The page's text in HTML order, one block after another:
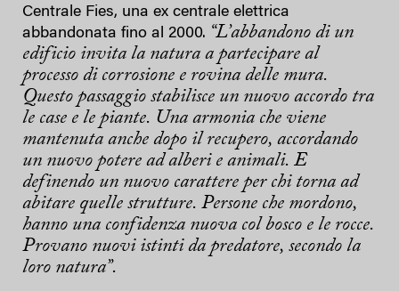
Centrale Fies, una ex centrale elettrica
abbandonata fino al 2000. “L’abbandono di un
edificio invita la natura a partecipare al
processo di corrosione e rovina delle mura.
Questo passaggio stabilisce un nuovo accordo tra
le case e le piante. Una armonia che viene
mantenuta anche dopo il recupero, accordando
un nuovo potere ad alberi e animali. E
definendo un nuovo carattere per chi torna ad
abitare quelle strutture. Persone che mordono,
hanno una confidenza nuova col bosco e le rocce.
Provano nuovi istinti da predatore, secondo la
loro natura”.